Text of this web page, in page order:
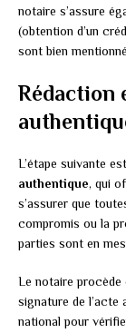
notaire s’assure
(obtention d’un
sont bien
Rédaction
L’étape suivante
authentique, qui
s’assurer que
compromis ou la
parties sont en
Le notaire procède
signature de l’acte
national pour